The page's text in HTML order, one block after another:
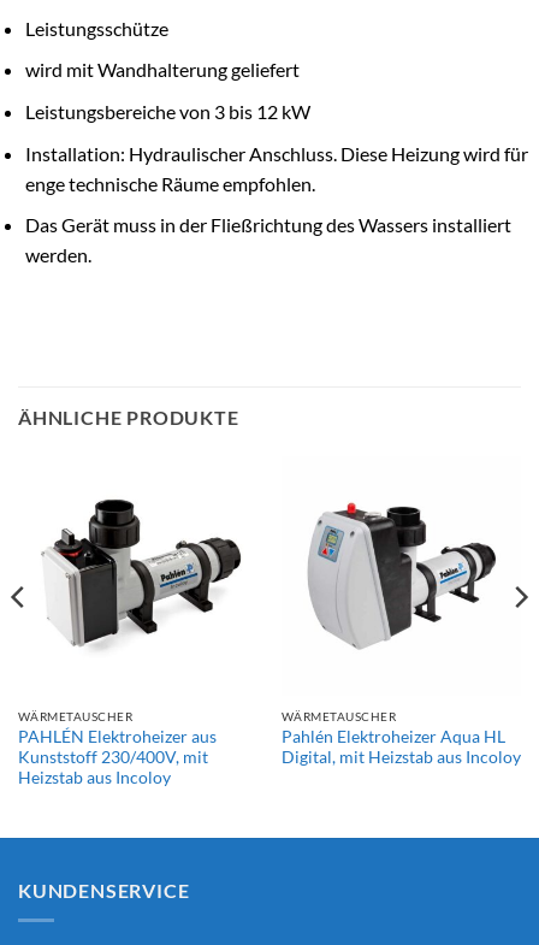
Leistungsschütze
wird mit Wandhalterung geliefert
Leistungsbereiche von 3 bis 12 kW
Installation: Hydraulischer Anschluss. Diese Heizung wird für
enge technische Räume empfohlen.
Das Gerät muss in der Fließrichtung des Wassers installiert
werden.
ÄHNLICHE PRODUKTE
WÄRMETAUSCHER
PAHLÉN Elektroheizer aus
Kunststoff 230/400V, mit
Heizstab aus Incoloy
WÄRMETAUSCHER
Pahlén Elektroheizer Aqua HL
Digital, mit Heizstab aus Incoloy
KUNDENSERVICE